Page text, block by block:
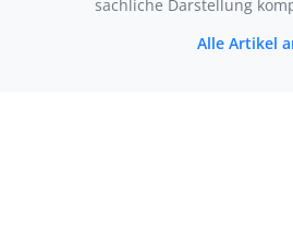
sachliche Darstellung
Alle Artikel